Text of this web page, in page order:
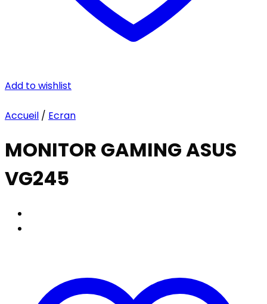
Add to wishlist
Accueil / Ecran
MONITOR GAMING ASUS
VG245